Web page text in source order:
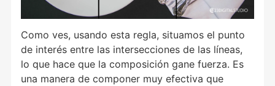
Como ves, usando esta regla, situamos el punto
de interés entre las intersecciones de las líneas,
lo que hace que la composición gane fuerza. Es
una manera de componer muy efectiva que